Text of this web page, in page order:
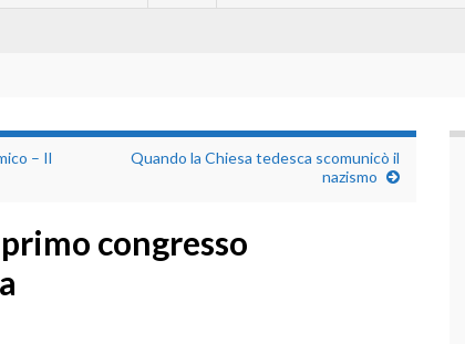
– Il
Quando la Chiesa tedesca scomunicò il
nazismo
congresso